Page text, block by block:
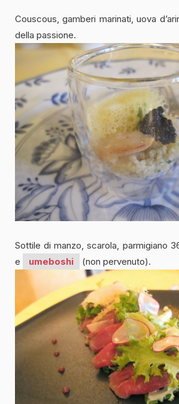
Couscous, gamberi marinati, uova
della passione.
Sottile di manzo, scarola, parmigiano
e
umeboshi (non pervenuto).